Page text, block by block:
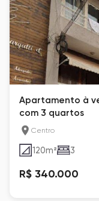
Apartamento à
com 3 quartos
Centro
120m² 3
R$ 340.000